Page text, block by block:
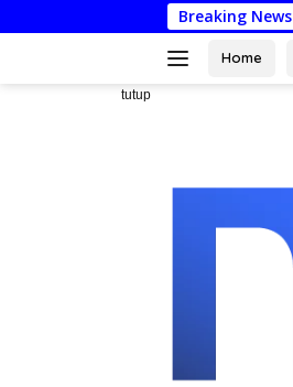
ke
Breaking News
Home
tutup